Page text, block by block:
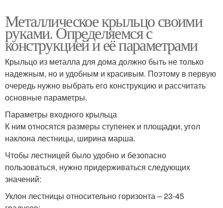
Металлическое крыльцо своими
руками. Определяемся с
конструкцией и её параметрами
Крыльцо из металла для дома должно быть не только
надежным, но и удобным и красивым. Поэтому в первую
очередь нужно выбрать его конструкцию и рассчитать
основные параметры.
Параметры входного крыльца
К ним относятся размеры ступенек и площадки, угол
наклона лестницы, ширина марша.
Чтобы лестницей было удобно и безопасно
пользоваться, нужно придерживаться следующих
значений:
Уклон лестницы относительно горизонта – 23-45